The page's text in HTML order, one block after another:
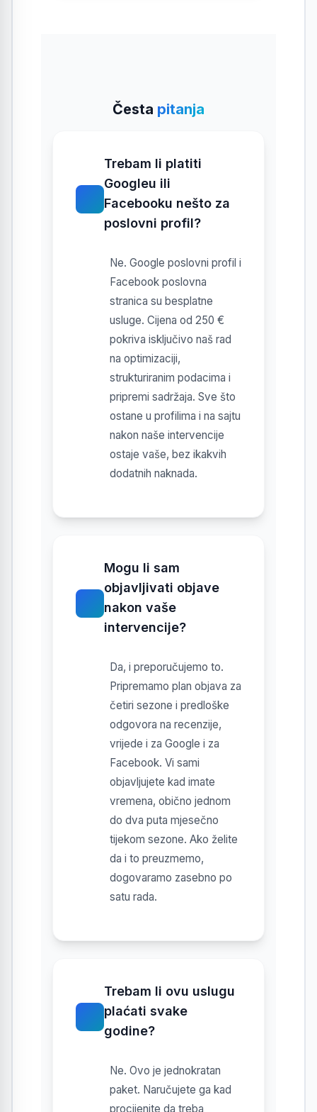
Česta pitanja
Trebam li platiti
Googleu ili
Facebooku nešto za
poslovni profil?
Ne. Google poslovni profil i
Facebook poslovna
stranica su besplatne
usluge. Cijena od 250 €
pokriva isključivo naš rad
na optimizaciji,
strukturiranim podacima i
pripremi sadržaja. Sve što
ostane u profilima i na sajtu
nakon naše intervencije
ostaje vaše, bez ikakvih
dodatnih naknada.
Mogu li sam
objavljivati objave
nakon vaše
intervencije?
Da, i preporučujemo to.
Pripremamo plan objava za
četiri sezone i predloške
odgovora na recenzije,
vrijede i za Google i za
Facebook. Vi sami
objavljujete kad imate
vremena, obično jednom
do dva puta mjesečno
tijekom sezone. Ako želite
da i to preuzmemo,
dogovaramo zasebno po
satu rada.
Trebam li ovu uslugu
plaćati svake
godine?
Ne. Ovo je jednokratan
paket. Naručujete ga kad
procijenite da treba